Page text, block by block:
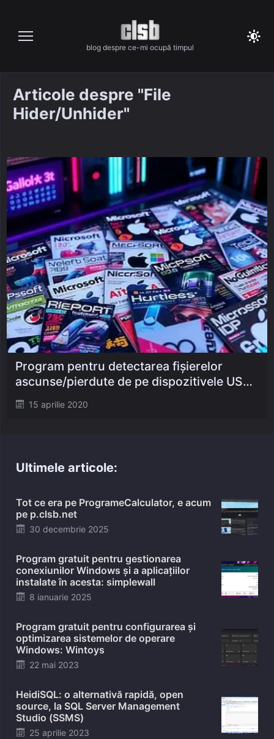
content
blog despre ce-mi ocupă timpul
Articole despre "File
Hider/Unhider"
Posted
15 aprilie 2020
Program pentru detectarea fișierelor
ascunse/pierdute de pe dispozitivele USB:
File Hider/Unhider
Ultimele articole:
Tot ce era pe ProgrameCalculator, e acum
pe p.clsb.net
Posted
30 decembrie 2025
Program gratuit pentru gestionarea
conexiunilor Windows și a aplicațiilor
instalate în acesta: simplewall
Posted
8 ianuarie 2025
Program gratuit pentru configurarea și
optimizarea sistemelor de operare
Windows: Wintoys
Posted
22 mai 2023
HeidiSQL: o alternativă rapidă, open
source, la SQL Server Management
Studio (SSMS)
Posted
25 aprilie 2023